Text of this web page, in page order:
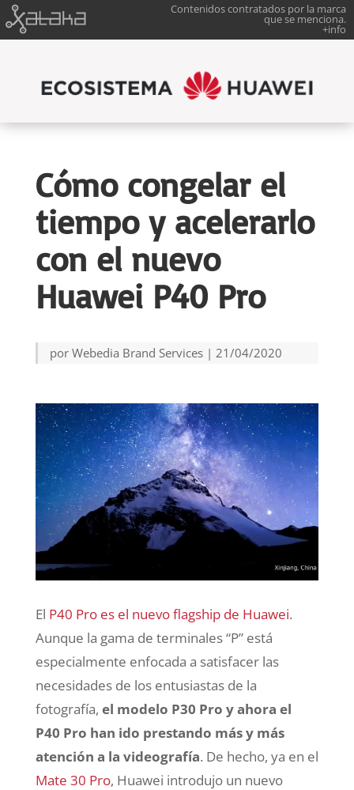
Contenidos contratados por la marca
que se menciona.
+info
Cómo congelar el
tiempo y acelerarlo
con el nuevo
Huawei P40 Pro
por Webedia Brand Services| 21/04/2020
El P40 Pro es el nuevo flagship de Huawei.
Aunque la gama de terminales “P” está
especialmente enfocada a satisfacer las
necesidades de los entusiastas de la
fotografía, el modelo P30 Pro y ahora el
P40 Pro han ido prestando más y más
atención a la videografía. De hecho, ya en el
Mate 30 Pro, Huawei introdujo un nuevo